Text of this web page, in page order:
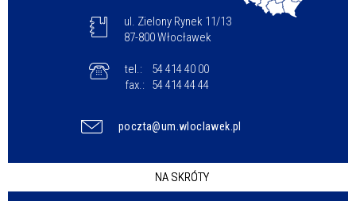
ul. Zielony Rynek 11/13
87-800 Włocławek
tel.:
54 414 40 00
fax.:
54 414 44 44
poczta@um.wloclawek.pl
NA SKRÓTY